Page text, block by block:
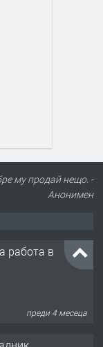
му продай нещо. -
Анонимен
в
преди 4 месеца